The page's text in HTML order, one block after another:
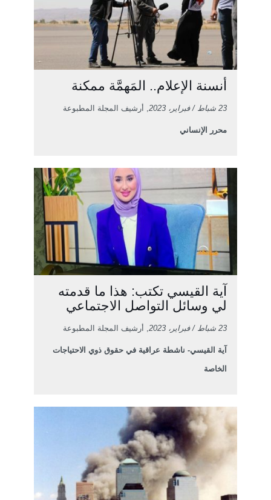
أنسنة الإعلام.. المَهمَّة ممكنة
23 شباط / فبراير، 2023 , أرشيف المجلة المطبوعة
محرر الإنساني
آية القيسي تكتب: هذا ما قدمته
لي وسائل التواصل الاجتماعي
23 شباط / فبراير، 2023 , أرشيف المجلة المطبوعة
آية القيسي- ناشطة عراقية في حقوق ذوي الاحتياجات
الخاصة